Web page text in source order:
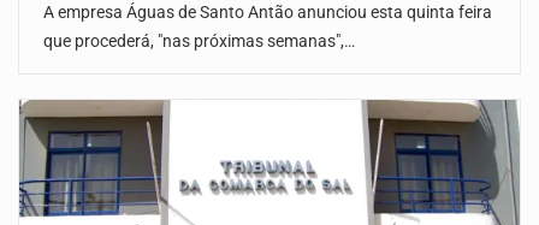
A empresa Águas de Santo Antão anunciou esta quinta feira
que procederá, "nas próximas semanas",…